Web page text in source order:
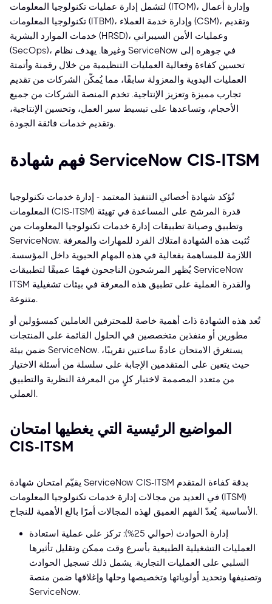
لتشمل إدارة عمليات تكنولوجيا المعلومات (ITOM)، وإدارة أعمال
تكنولوجيا المعلومات (ITBM)، وإدارة خدمة العملاء (CSM)، وتقديم
خدمات الموارد البشرية (HRSD)، وعمليات الأمن السيبراني
(SecOps)، وغيرها. يهدف نظام ServiceNow في جوهره إلى
تحسين كفاءة وفعالية العمليات التنظيمية من خلال رقمنة وأتمتة
العمليات اليدوية والمعزولة سابقًا، مما يُمكّن الشركات من تقديم
تجارب مميزة وتعزيز الإنتاجية. تخدم المنصة الشركات من جميع
الأحجام، وتساعدها على تبسيط سير العمل، وتحسين الإنتاجية،
وتقديم خدمات فائقة الجودة.
فهم شهادة ServiceNow CIS-ITSM
تُؤكد شهادة أخصائي التنفيذ المعتمد - إدارة خدمات تكنولوجيا
المعلومات (CIS-ITSM) قدرة المرشح على المساعدة في تهيئة
وتطبيق وصيانة تطبيقات إدارة خدمات تكنولوجيا المعلومات من
ServiceNow. تُثبت هذه الشهادة امتلاك الفرد للمهارات والمعرفة
اللازمة للمساهمة بفعالية في هذه المهام الحيوية داخل المؤسسة.
يُظهر المرشحون الناجحون فهمًا عميقًا لتطبيقات ServiceNow
ITSM والقدرة العملية على تطبيق هذه المعرفة في بيئات تشغيلية
متنوعة.
تُعد هذه الشهادة ذات أهمية خاصة للمحترفين العاملين كمسؤولين أو
مطورين أو منفذين متخصصين في الحلول القائمة على المنتجات
ضمن بيئة ServiceNow. يستغرق الامتحان عادةً ساعتين تقريبًا،
حيث يتعين على المتقدمين الإجابة على سلسلة من أسئلة الاختيار
من متعدد المصممة لاختبار كلٍ من المعرفة النظرية والتطبيق
العملي.
المواضيع الرئيسية التي يغطيها امتحان
CIS-ITSM
يقيّم امتحان شهادة ServiceNow CIS-ITSM بدقة كفاءة المتقدم
في العديد من مجالات إدارة خدمات تكنولوجيا المعلومات (ITSM)
الأساسية. يُعدّ الفهم العميق لهذه المجالات أمرًا بالغ الأهمية للنجاح.
إدارة الحوادث (حوالي 25%): تركز على عملية استعادة
العمليات التشغيلية الطبيعية بأسرع وقت ممكن وتقليل تأثيرها
السلبي على العمليات التجارية. يشمل ذلك تسجيل الحوادث
وتصنيفها وتحديد أولوياتها وتخصيصها وحلها وإغلاقها ضمن منصة
ServiceNow.